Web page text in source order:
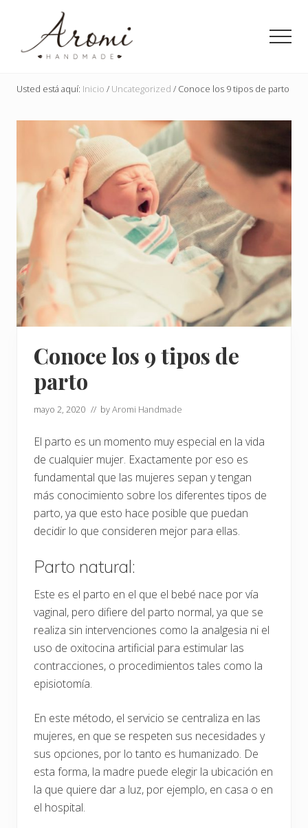
contenido
principal
en
para
Usted está aquí: Inicio / Uncategorized / Conoce los 9 tipos de parto
Conoce los 9 tipos de
parto
mayo 2, 2020 // byAromi Handmade
El parto es un momento muy especial en la vida
de cualquier mujer. Exactamente por eso es
fundamental que las mujeres sepan y tengan
más conocimiento sobre los diferentes tipos de
parto, ya que esto hace posible que puedan
decidir lo que consideren mejor para ellas.
Parto natural:
Este es el parto en el que el bebé nace por vía
vaginal, pero difiere del parto normal, ya que se
realiza sin intervenciones como la analgesia ni el
uso de oxitocina artificial para estimular las
contracciones, o procedimientos tales como la
episiotomía.
En este método, el servicio se centraliza en las
mujeres, en que se respeten sus necesidades y
sus opciones, por lo tanto es humanizado. De
esta forma, la madre puede elegir la ubicación en
la que quiere dar a luz, por ejemplo, en casa o en
el hospital.